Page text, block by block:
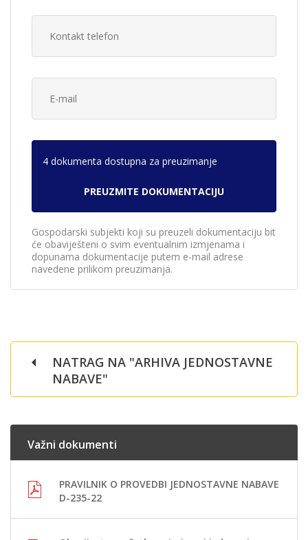
4 dokumenta dostupna za preuzimanje
Gospodarski subjekti koji su preuzeli dokumentaciju bit
će obaviješteni o svim eventualnim izmjenama i
dopunama dokumentacije putem e-mail adrese
navedene prilikom preuzimanja.
NATRAG NA "ARHIVA JEDNOSTAVNE
NABAVE"
Važni dokumenti
PRAVILNIK O PROVEDBI JEDNOSTAVNE NABAVE
D-235-22